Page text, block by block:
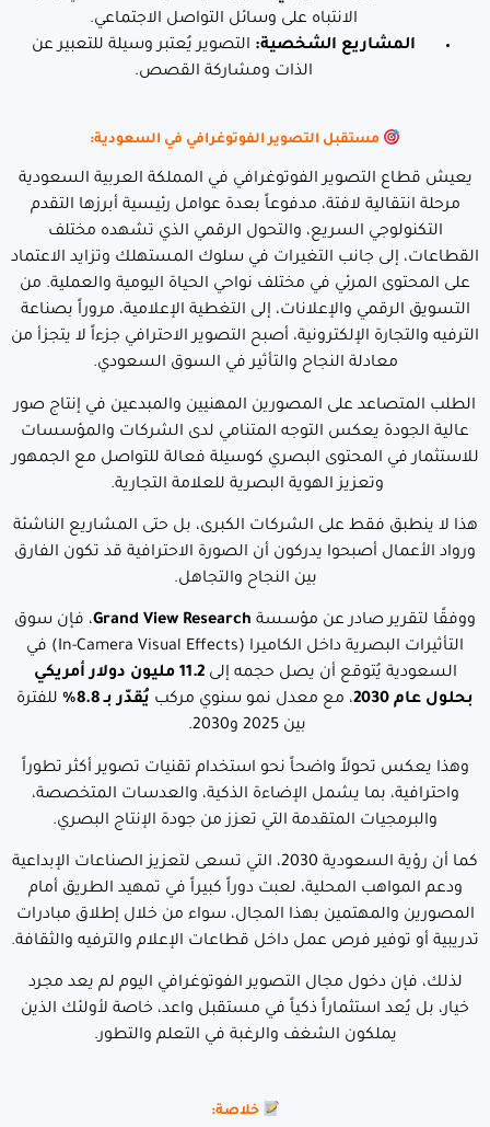
الانتباه على وسائل التواصل الاجتماعي.
المشاريع الشخصية: التصوير يُعتبر وسيلة للتعبير عن
الذات ومشاركة القصص.
مستقبل التصوير الفوتوغرافي في السعودية:
يعيش قطاع التصوير الفوتوغرافي في المملكة العربية السعودية
مرحلة انتقالية لافتة، مدفوعاً بعدة عوامل رئيسية أبرزها التقدم
التكنولوجي السريع، والتحول الرقمي الذي تشهده مختلف
القطاعات، إلى جانب التغيرات في سلوك المستهلك وتزايد الاعتماد
على المحتوى المرئي في مختلف نواحي الحياة اليومية والعملية. من
التسويق الرقمي والإعلانات، إلى التغطية الإعلامية، مروراً بصناعة
الترفيه والتجارة الإلكترونية، أصبح التصوير الاحترافي جزءاً لا يتجزأ من
معادلة النجاح والتأثير في السوق السعودي.
الطلب المتصاعد على المصورين المهنيين والمبدعين في إنتاج صور
عالية الجودة يعكس التوجه المتنامي لدى الشركات والمؤسسات
للاستثمار في المحتوى البصري كوسيلة فعالة للتواصل مع الجمهور
وتعزيز الهوية البصرية للعلامة التجارية.
هذا لا ينطبق فقط على الشركات الكبرى، بل حتى المشاريع الناشئة
ورواد الأعمال أصبحوا يدركون أن الصورة الاحترافية قد تكون الفارق
بين النجاح والتجاهل.
ووفقًا لتقرير صادر عن مؤسسة Grand View Research، فإن سوق
التأثيرات البصرية داخل الكاميرا (In-Camera Visual Effects) في
السعودية يُتوقع أن يصل حجمه إلى
11.2 مليون دولار أمريكي
بحلول عام 2030
، مع معدل نمو سنوي مركب يُقدّر بـ 8.8%
للفترة
بين 2025 و2030.
وهذا يعكس تحولاً واضحاً نحو استخدام تقنيات تصوير أكثر تطوراً
واحترافية، بما يشمل الإضاءة الذكية، والعدسات المتخصصة،
والبرمجيات المتقدمة التي تعزز من جودة الإنتاج البصري.
كما أن رؤية السعودية 2030، التي تسعى لتعزيز الصناعات الإبداعية
ودعم المواهب المحلية، لعبت دوراً كبيراً في تمهيد الطريق أمام
المصورين والمهتمين بهذا المجال، سواء من خلال إطلاق مبادرات
تدريبية أو توفير فرص عمل داخل قطاعات الإعلام والترفيه والثقافة.
لذلك، فإن دخول مجال التصوير الفوتوغرافي اليوم لم يعد مجرد
خيار، بل يُعد استثماراً ذكياً في مستقبل واعد، خاصة لأولئك الذين
يملكون الشغف والرغبة في التعلم والتطور.
خلاصة: